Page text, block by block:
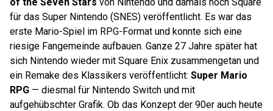
für das Super Nintendo (SNES) veröffentlicht. Es war das
erste Mario-Spiel im RPG-Format und konnte sich eine
riesige Fangemeinde aufbauen. Ganze 27 Jahre später hat
sich Nintendo wieder mit Square Enix zusammengetan und
ein Remake des Klassikers veröffentlicht: Super Mario
RPG — diesmal für Nintendo Switch und mit
aufgehübschter Grafik. Ob das Konzept der 90er auch heute